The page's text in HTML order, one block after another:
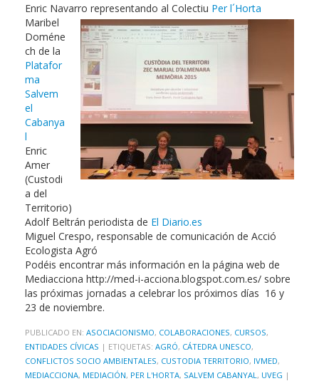
Enric Navarro representando al Colectiu Per l´Horta
Maribel
Doméne
ch de la
Platafor
ma
Salvem
el
Cabanya
l
Enric
Amer
(Custodi
a del
Territorio)
Adolf Beltrán periodista de El Diario.es
Miguel Crespo, responsable de comunicación de Acció
Ecologista Agró
Podéis encontrar más información en la página web de
Mediacciona http://med-i-acciona.blogspot.com.es/ sobre
las próximas jornadas a celebrar los próximos días 16 y
23 de noviembre.
PUBLICADO EN: ASOCIACIONISMO, COLABORACIONES, CURSOS,
ENTIDADES CÍVICAS | ETIQUETAS: AGRÓ, CÁTEDRA UNESCO,
CONFLICTOS SOCIO AMBIENTALES, CUSTODIA TERRITORIO, IVMED,
MEDIACCIONA, MEDIACIÓN, PER L'HORTA, SALVEM CABANYAL , UVEG |